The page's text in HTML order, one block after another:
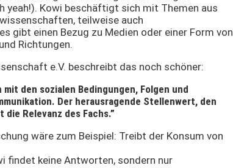
yeah!). Kowi beschäftigt sich mit Themen aus
teilweise auch
gibt einen Bezug zu Medien oder einer Form von
Richtungen.
e.V. beschreibt das noch schöner:
den sozialen Bedingungen, Folgen und
Der herausragende Stellenwert, den
Relevanz des Fachs.”
wäre zum Beispiel: Treibt der Konsum von
findet keine Antworten, sondern nur